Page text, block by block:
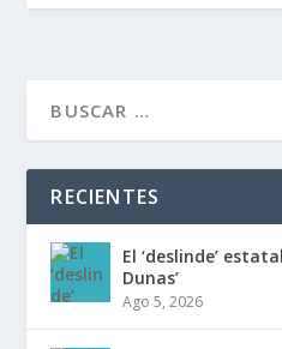
RECIENTES
El ‘deslinde’
Dunas’
Ago 5, 2026